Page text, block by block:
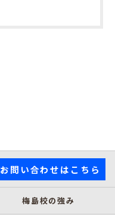
お問い合わせはこちら
梅島校の強み